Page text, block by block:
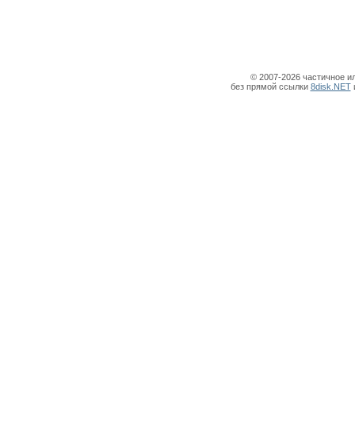
© 2007-2026 частичное
без прямой ссылки 8disk.NET